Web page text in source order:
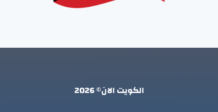
الكويت الان© 2026